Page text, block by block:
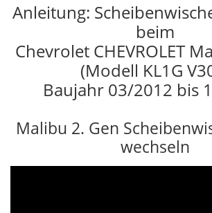
Anleitung:
beim
Chevrolet CHEVROLET
(Modell KL1G
Baujahr 03/2012 bis
Malibu 2. Gen
wechseln